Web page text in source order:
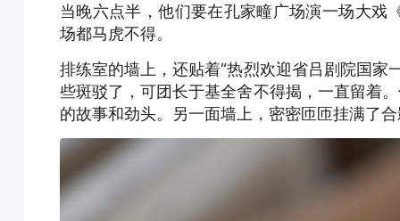
当晚六点半，他们要在孔家疃广场演一场大戏
场都马虎不得。
排练室的墙上，还贴着“热烈欢迎省吕剧院国家
些斑驳了，可团长于基全舍不得揭，一直留着
的故事和劲头。另一面墙上，密密匝匝挂满了